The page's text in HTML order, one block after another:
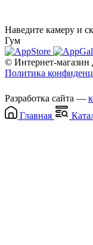
Наведите камеру и
Гум
© Интернет-магазин
Политика
Разработка сайта —
Главная